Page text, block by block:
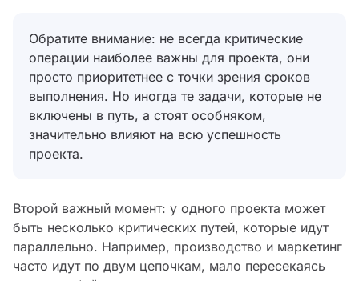
Обратите внимание: не всегда критические
операции наиболее важны для проекта, они
просто приоритетнее с точки зрения сроков
выполнения. Но иногда те задачи, которые не
включены в путь, а стоят особняком,
значительно влияют на всю успешность
проекта.
Второй важный момент: у одного проекта может
быть несколько критических путей, которые идут
параллельно. Например, производство и маркетинг
часто идут по двум цепочкам, мало пересекаясь